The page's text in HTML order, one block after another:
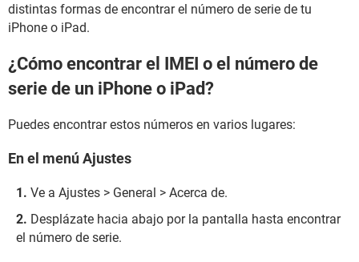
distintas formas de encontrar el número de serie de tu
iPhone o iPad.
¿Cómo encontrar el IMEI o el número de
serie de un iPhone o iPad?
Puedes encontrar estos números en varios lugares:
En el menú Ajustes
Ve a Ajustes > General > Acerca de.
Desplázate hacia abajo por la pantalla hasta encontrar
el número de serie.